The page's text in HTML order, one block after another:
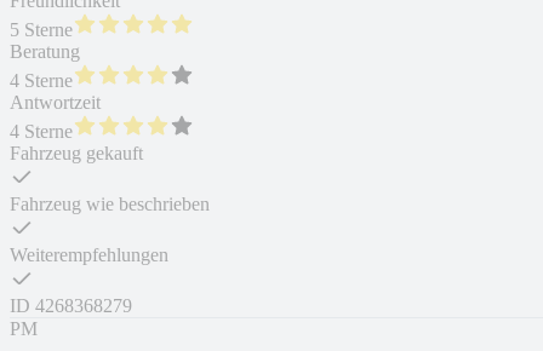
5 Sterne
Beratung
4 Sterne
Antwortzeit
4 Sterne
Fahrzeug gekauft
Fahrzeug wie beschrieben
Weiterempfehlungen
ID 4268368279
PM